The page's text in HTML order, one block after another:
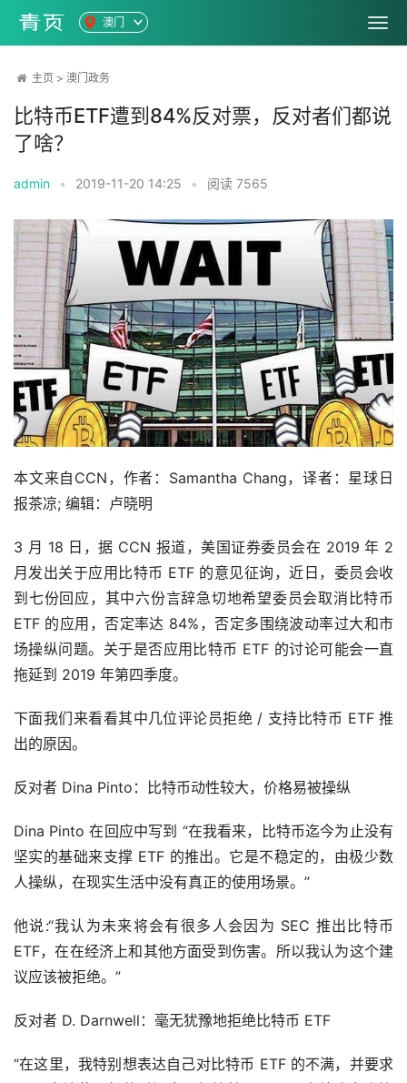
澳门
主页 > 澳门政务
比特币ETF遭到84%反对票，反对者们都说
了啥？
admin • 2019-11-20 14:25 • 阅读 7565
本文来自CCN，作者：Samantha Chang，译者：星球日
报茶凉; 编辑：卢晓明
3 月 18 日，据 CCN 报道，美国证券委员会在 2019 年 2
月发出关于应用比特币 ETF 的意见征询，近日，委员会收
到七份回应，其中六份言辞急切地希望委员会取消比特币
ETF 的应用，否定率达 84%，否定多围绕波动率过大和市
场操纵问题。关于是否应用比特币 ETF 的讨论可能会一直
拖延到 2019 年第四季度。
下面我们来看看其中几位评论员拒绝 / 支持比特币 ETF 推
出的原因。
反对者 Dina Pinto：比特币动性较大，价格易被操纵
Dina Pinto 在回应中写到 “在我看来，比特币迄今为止没有
坚实的基础来支撑 ETF 的推出。它是不稳定的，由极少数
人操纵，在现实生活中没有真正的使用场景。”
他说:“我认为未来将会有很多人会因为 SEC 推出比特币
ETF，在在经济上和其他方面受到伤害。所以我认为这个建
议应该被拒绝。”
反对者 D. Darnwell：毫无犹豫地拒绝比特币 ETF
“在这里，我特别想表达自己对比特币 ETF 的不满，并要求